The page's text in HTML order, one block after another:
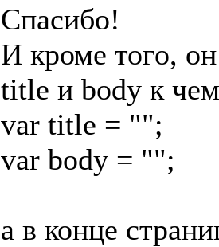
Спасибо!
И кроме того,
title и body к
var title = "";
var body = "";
а в конце